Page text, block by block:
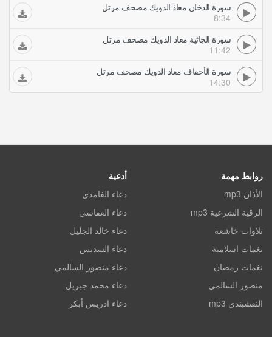
سورة الدخان معاذ الدويك مصحف مرتل
8:34
سورة الجاثية معاذ الدويك مصحف مرتل
11:42
سورة الأحقاف معاذ الدويك مصحف مرتل
14:30
روابط مهمة
الأذان mp3
الرقية الشرعية mp3
تلاوات خاشعة
نغمات اسلامية
نغمات رمضان
منصور السالمي
النقشبندي mp3
أدعية
دعاء الغامدي
دعاء العفاسي
دعاء خالد الجليل
دعاء السديس
دعاء منصور السالمي
دعاء محمد جبريل
دعاء ادريس أبكر